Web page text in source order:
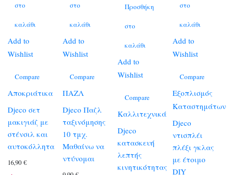
στο
καλάθι
Add to
Wishlist
Compare
Αποκριάτικα
Djeco σετ
μακιγιάζ με
στένσιλ και
αυτοκόλλητα
16,90 €
στο
καλάθι
Add to
Wishlist
Compare
ΠΑΖΛ
Djeco Παζλ
ταξινόμησης
10 τμχ.
Μαθαίνω να
ντύνομαι
Προσθήκη
στο
καλάθι
Add to
Wishlist
Compare
Καλλιτεχνικά
Djeco
κατασκευή
λεπτής
κινητικότητας
στο
καλάθι
Add to
Wishlist
Compare
Εξοπλισμός
Καταστημάτων
Djeco
ντισπλέι
πλέξι γκλας
με έτοιμο
DIY